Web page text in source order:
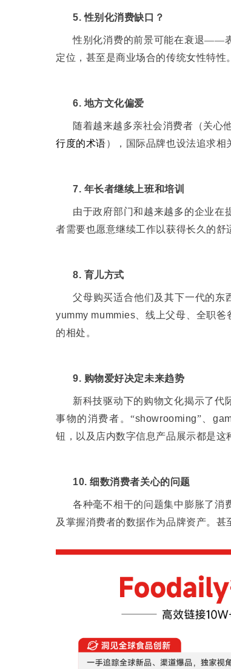
5.性别化消费缺口？
性别化消费的前景可能在衰退——
定位，甚至是商业场合的传统女性特性。
6. 地方文化偏爱
随着越来越多亲社会消费者（关心
行度的术语），国际品牌也设法追求相
7. 年长者继续上班和培训
由于政府部门和越来越多的企业在
者需要也愿意继续工作以获得长久的舒
8. 育儿方式
父母购买适合他们及其下一代的
yummy mummies 、线上父母、全职
的相处。
9. 购物爱好决定未来趋势
新科技驱动下的购物文化揭示了代
事物的消费者。“showrooming”、
钮，以及店内数字信息产品展示都是这
10.细数消费者关心的问题
各种毫不相干的问题集中膨胀了消
及掌握消费者的数据作为品牌资产。甚